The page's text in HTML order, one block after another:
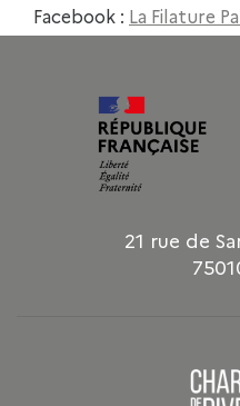
Facebook : La Filature
21 rue de